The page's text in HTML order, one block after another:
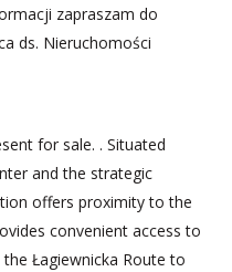
zapraszam do
ds. Nieruchomości
for sale. . Situated
and the strategic
offers proximity to the
convenient access to
Łagiewnicka Route to